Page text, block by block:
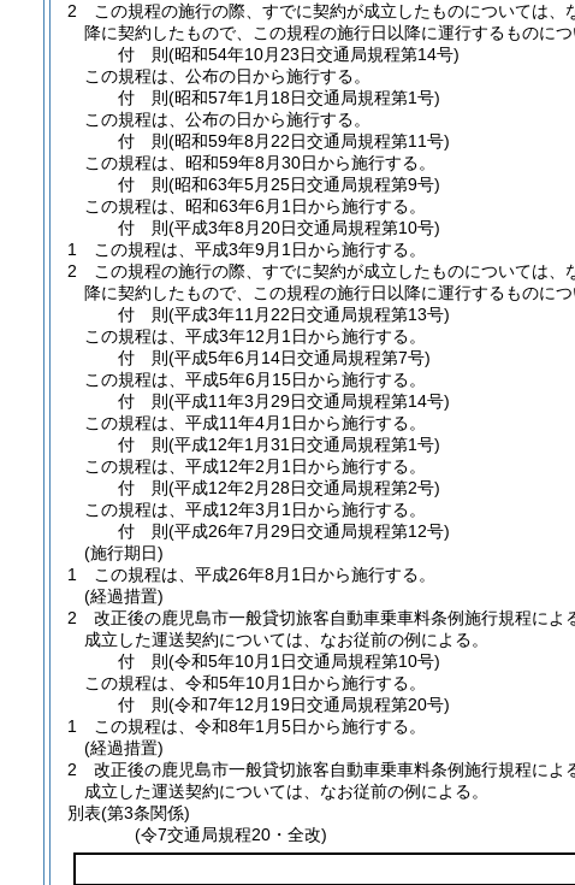
2
この規程の施行の際、すでに契約が成立したものについては、
降に契約したもので、この規程の施行日以降に運行するものに
付 則(昭和54年10月23日交通局規程第14号)
この規程は、公布の日から施行する。
付 則(昭和57年1月18日交通局規程第1号)
この規程は、公布の日から施行する。
付 則(昭和59年8月22日交通局規程第11号)
この規程は、昭和59年8月30日から施行する。
付 則(昭和63年5月25日交通局規程第9号)
この規程は、昭和63年6月1日から施行する。
付 則(平成3年8月20日交通局規程第10号)
1
この規程は、平成3年9月1日から施行する。
2
この規程の施行の際、すでに契約が成立したものについては、
降に契約したもので、この規程の施行日以降に運行するものに
付 則(平成3年11月22日交通局規程第13号)
この規程は、平成3年12月1日から施行する。
付 則(平成5年6月14日交通局規程第7号)
この規程は、平成5年6月15日から施行する。
付 則(平成11年3月29日交通局規程第14号)
この規程は、平成11年4月1日から施行する。
付 則(平成12年1月31日交通局規程第1号)
この規程は、平成12年2月1日から施行する。
付 則(平成12年2月28日交通局規程第2号)
この規程は、平成12年3月1日から施行する。
付 則(平成26年7月29日交通局規程第12号)
(施行期日)
1
この規程は、平成26年8月1日から施行する。
(経過措置)
2
改正後の鹿児島市一般貸切旅客自動車乗車料条例施行規程に
成立した運送契約については、なお従前の例による。
付 則(令和5年10月1日交通局規程第10号)
この規程は、令和5年10月1日から施行する。
付 則(令和7年12月19日交通局規程第20号)
1
この規程は、令和8年1月5日から施行する。
(経過措置)
2
改正後の鹿児島市一般貸切旅客自動車乗車料条例施行規程に
成立した運送契約については、なお従前の例による。
別表(第3条関係)
(令7交通局規程20・全改)